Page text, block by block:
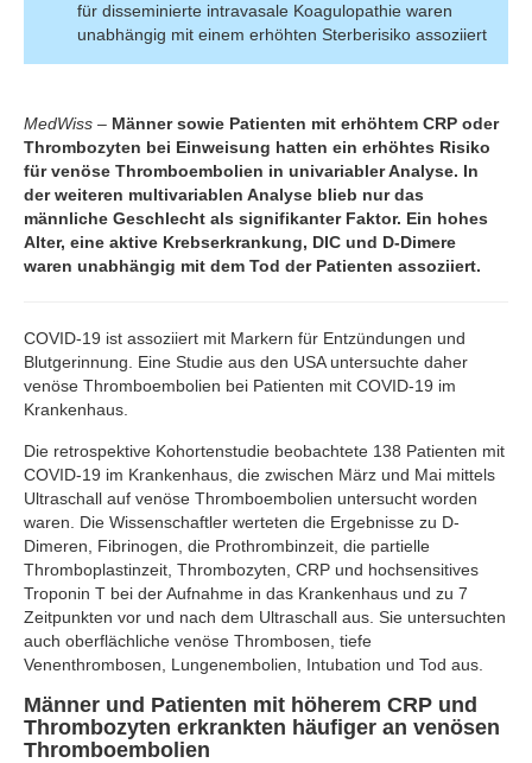
für disseminierte intravasale Koagulopathie waren
unabhängig mit einem erhöhten Sterberisiko assoziiert
MedWiss – Männer sowie Patienten mit erhöhtem CRP oder
Thrombozyten bei Einweisung hatten ein erhöhtes Risiko
für venöse Thromboembolien in univariabler Analyse. In
der weiteren multivariablen Analyse blieb nur das
männliche Geschlecht als signifikanter Faktor. Ein hohes
Alter, eine aktive Krebserkrankung, DIC und D-Dimere
waren unabhängig mit dem Tod der Patienten assoziiert.
COVID-19 ist assoziiert mit Markern für Entzündungen und
Blutgerinnung. Eine Studie aus den USA untersuchte daher
venöse Thromboembolien bei Patienten mit COVID-19 im
Krankenhaus.
Die retrospektive Kohortenstudie beobachtete 138 Patienten mit
COVID-19 im Krankenhaus, die zwischen März und Mai mittels
Ultraschall auf venöse Thromboembolien untersucht worden
waren. Die Wissenschaftler werteten die Ergebnisse zu D-
Dimeren, Fibrinogen, die Prothrombinzeit, die partielle
Thromboplastinzeit, Thrombozyten, CRP und hochsensitives
Troponin T bei der Aufnahme in das Krankenhaus und zu 7
Zeitpunkten vor und nach dem Ultraschall aus. Sie untersuchten
auch oberflächliche venöse Thrombosen, tiefe
Venenthrombosen, Lungenembolien, Intubation und Tod aus.
Männer und Patienten mit höherem CRP und
Thrombozyten erkrankten häufiger an venösen
Thromboembolien